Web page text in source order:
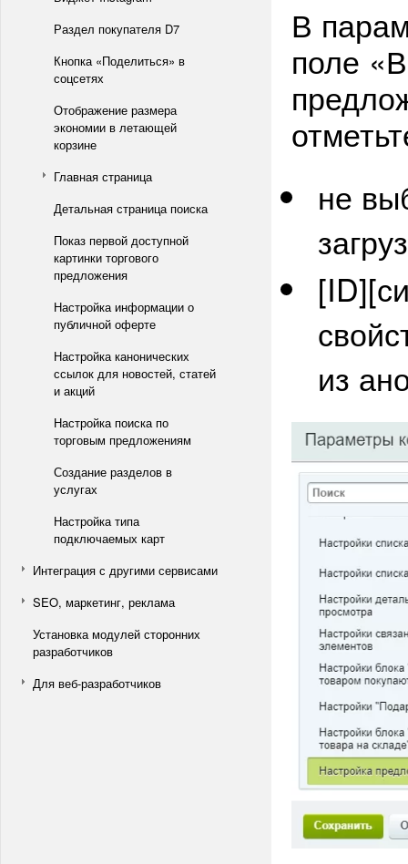
Раздел покупателя D7
Кнопка «Поделиться» в
соцсетях
Отображение размера
экономии в летающей
корзине
Главная страница
Детальная страница поиска
Показ первой доступной
картинки торгового
предложения
Настройка информации о
публичной оферте
Настройка канонических
ссылок для новостей, статей
и акций
Настройка поиска по
торговым предложениям
Создание разделов в
услугах
Настройка типа
подключаемых карт
Интеграция с другими сервисами
SEO, маркетинг, реклама
Установка модулей сторонних
разработчиков
Для веб-разработчиков
В
поле
не
из